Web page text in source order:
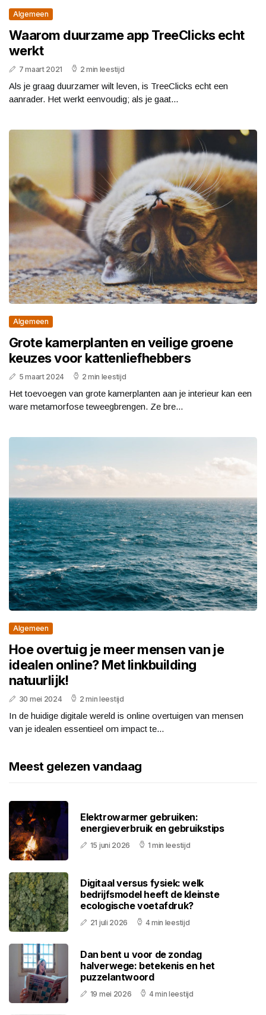
Algemeen
Waarom duurzame app TreeClicks echt
werkt
7 maart 2021 2 min leestijd
Als je graag duurzamer wilt leven, is TreeClicks echt een
aanrader. Het werkt eenvoudig; als je gaat...
Algemeen
Grote kamerplanten en veilige groene
keuzes voor kattenliefhebbers
5 maart 2024 2 min leestijd
Het toevoegen van grote kamerplanten aan je interieur kan een
ware metamorfose teweegbrengen. Ze bre...
Algemeen
Hoe overtuig je meer mensen van je
idealen online? Met linkbuilding
natuurlijk!
30 mei 2024 2 min leestijd
In de huidige digitale wereld is online overtuigen van mensen
van je idealen essentieel om impact te...
Meest gelezen vandaag
Elektrowarmer gebruiken:
energieverbruik en gebruikstips
15 juni 2026 1 min leestijd
Digitaal versus fysiek: welk
bedrijfsmodel heeft de kleinste
ecologische voetafdruk?
21 juli 2026 4 min leestijd
Dan bent u voor de zondag
halverwege: betekenis en het
puzzelantwoord
19 mei 2026 4 min leestijd